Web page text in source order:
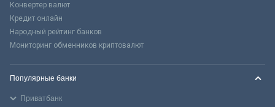
Конвертер валют
Кредит онлайн
Народный рейтинг банков
Мониторинг обменников криптовалют
Популярные банки
Приватбанк